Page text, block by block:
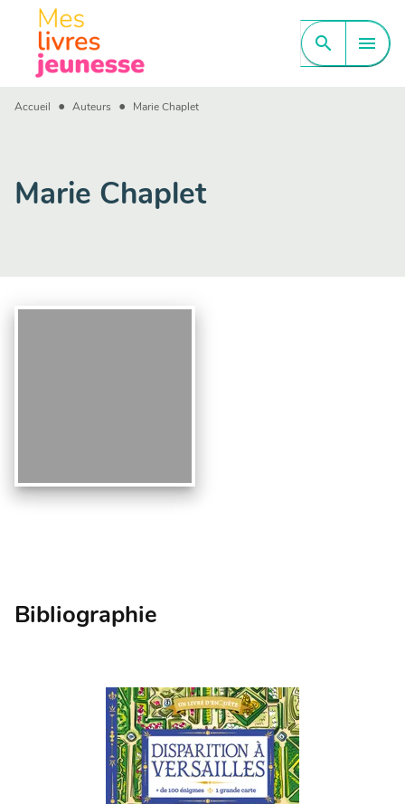
MENU CONTENU
PIED DE PAGE
search menu
Accueil • Auteurs • Marie Chaplet
Marie Chaplet
Bibliographie